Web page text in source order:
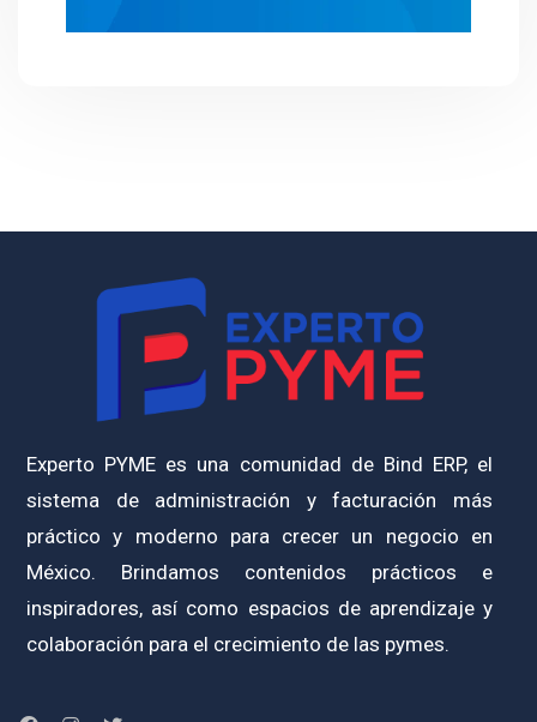
Experto PYME es una comunidad de Bind ERP, el
sistema de administración y facturación más
práctico y moderno para crecer un negocio en
México. Brindamos contenidos prácticos e
inspiradores, así como espacios de aprendizaje y
colaboración para el crecimiento de las pymes.